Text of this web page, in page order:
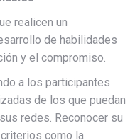
realicen un
de habilidades
y el compromiso.
a los participantes
de los que puedan
redes. Reconocer su
como la